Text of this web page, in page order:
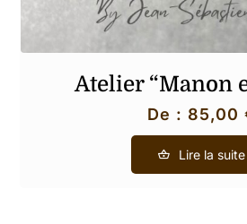
Atelier “Manon
De : 85,00
Lire la suite